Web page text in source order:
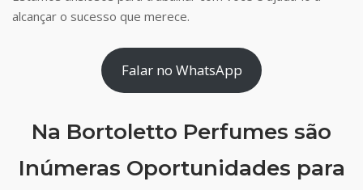
alcançar o sucesso que merece.
Falar no WhatsApp
Na Bortoletto Perfumes são
Inúmeras Oportunidades para